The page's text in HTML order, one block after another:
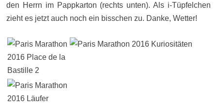
den Herrn im Pappkarton (rechts unten). Als i-Tüpfelchen
zieht es jetzt auch noch ein bisschen zu. Danke, Wetter!